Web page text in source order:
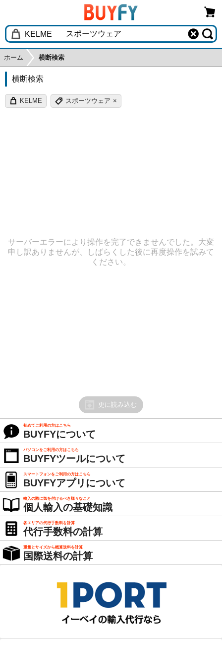
ホーム 横断検索
横断検索
KELME スポーツウェア ×
サーバーエラーにより操作を完了できませんでした。大変
申し訳ありませんが、しばらくした後に再度操作を試みて
ください。
更に読み込む
初めてご利用の方はこちら
BUYFYについて
パソコンをご利用の方はこちら
BUYFYツールについて
スマートフォンをご利用の方はこちら
BUYFYアプリについて
輸入の際に気を付けるべき様々なこと
個人輸入の基礎知識
各エリアの代行手数料を計算
代行手数料の計算
重量とサイズから概算送料を計算
国際送料の計算